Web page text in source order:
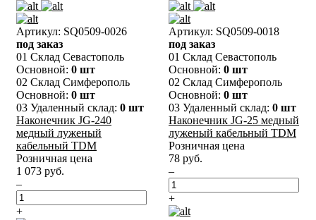
Артикул: SQ0509-0026
под заказ
01 Склад Севастополь
Основной: 0 шт
02 Склад Симферополь
Основной: 0 шт
03 Удаленный склад: 0 шт
Наконечник JG-240
медный луженый
кабельный TDM
Розничная цена
1 073 руб.
–
+
Артикул: SQ0509-0018
под заказ
01 Склад Севастополь
Основной: 0 шт
02 Склад Симферополь
Основной: 0 шт
03 Удаленный склад: 0 шт
Наконечник JG-25 медный
луженый кабельный TDM
Розничная цена
78 руб.
–
+